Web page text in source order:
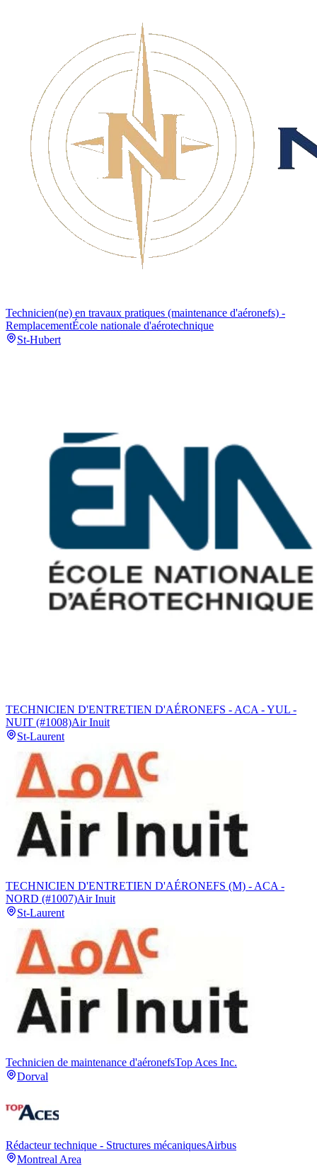
Technicien(ne) en travaux pratiques (maintenance d'aéronefs) -
RemplacementÉcole nationale d'aérotechnique
St-Hubert
TECHNICIEN D'ENTRETIEN D'AÉRONEFS - ACA - YUL -
NUIT (#1008)Air Inuit
St-Laurent
TECHNICIEN D'ENTRETIEN D'AÉRONEFS (M) - ACA -
NORD (#1007)Air Inuit
St-Laurent
Technicien de maintenance d'aéronefsTop Aces Inc.
Dorval
Rédacteur technique - Structures mécaniquesAirbus
Montreal Area